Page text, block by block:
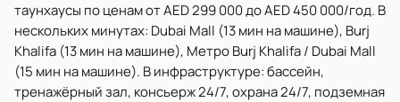
таунхаусы по ценам от AED 299 000 до AED 450 000/год. В
нескольких минутах: Dubai Mall (13 мин на машине), Burj
Khalifa (13 мин на машине), Метро Burj Khalifa / Dubai Mall
(15 мин на машине). В инфраструктуре: бассейн,
тренажёрный зал, консьерж 24/7, охрана 24/7, подземная